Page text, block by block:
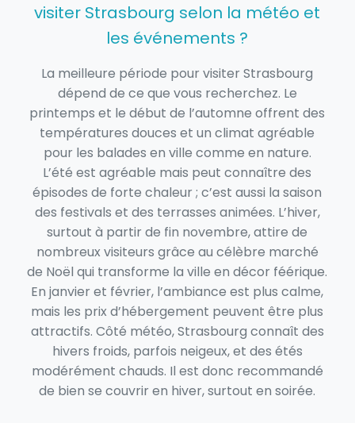
visiter Strasbourg selon la météo et
les événements ?
La meilleure période pour visiter Strasbourg
dépend de ce que vous recherchez. Le
printemps et le début de l’automne offrent des
températures douces et un climat agréable
pour les balades en ville comme en nature.
L’été est agréable mais peut connaître des
épisodes de forte chaleur ; c’est aussi la saison
des festivals et des terrasses animées. L’hiver,
surtout à partir de fin novembre, attire de
nombreux visiteurs grâce au célèbre marché
de Noël qui transforme la ville en décor féérique.
En janvier et février, l’ambiance est plus calme,
mais les prix d’hébergement peuvent être plus
attractifs. Côté météo, Strasbourg connaît des
hivers froids, parfois neigeux, et des étés
modérément chauds. Il est donc recommandé
de bien se couvrir en hiver, surtout en soirée.